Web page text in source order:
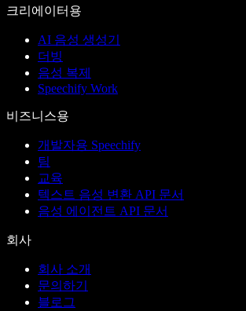
크리에이터용
AI 음성 생성기
더빙
음성 복제
Speechify Work
비즈니스용
개발자용 Speechify
팀
교육
텍스트 음성 변환 API 문서
음성 에이전트 API 문서
회사
회사 소개
문의하기
블로그